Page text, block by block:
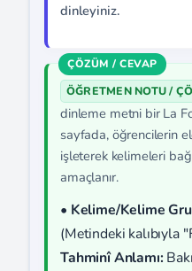
dinleyiniz.
ÖĞRETMEN NOTU /
dinleme metni bir La
sayfada, öğrencilerin
işleterek kelimeleri
amaçlanır.
• Kelime/Kelime
(Metindeki kalıbıyla
Tahminî Anlamı: